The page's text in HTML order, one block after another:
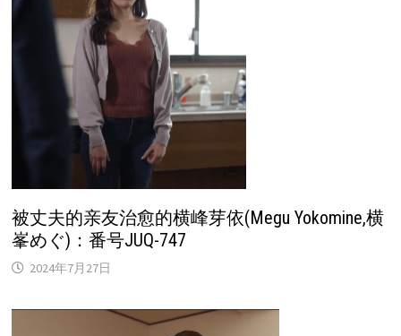
被丈夫的亲友治愈的横峰芽依(Megu Yokomine,横
峯めぐ)：番号JUQ-747
2024年7月27日